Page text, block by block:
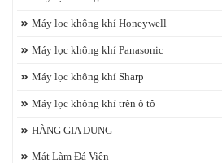
Máy lọc không khí Honeywell
Máy lọc không khí Panasonic
Máy lọc không khí Sharp
Máy lọc không khí trên ô tô
HÀNG GIA DỤNG
Mát Làm Đá Viên